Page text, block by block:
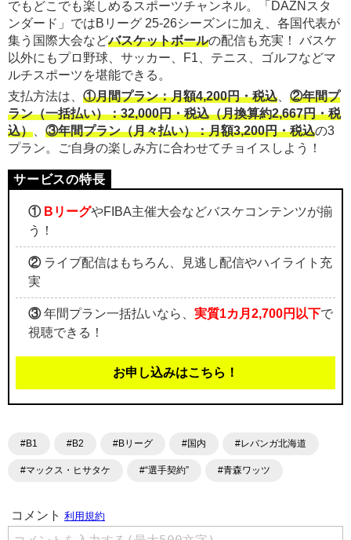
でもどこでも楽しめるスポーツチャンネル。「DAZNスタ
ンダード」ではBリーグ 25-26シーズンに加え、各国代表が
集う国際大会などバスケットボールの配信も充実！ バスケ
以外にもプロ野球、サッカー、F1、テニス、ゴルフなどマ
ルチスポーツを堪能できる。
支払方法は、 ①月間プラン：月額4,200円・税込、 ②年間プ
ラン（一括払い）：32,000円・税込（月換算約2,667円・税
込）、 ③年間プラン（月々払い）：月額3,200円・税込の3
プラン。ご自身の楽しみ方に合わせてチョイスしよう！
① BリーグやFIBA主催大会などバスケコンテンツが揃
う！
②ライブ配信はもちろん、見逃し配信やハイライト充
実
③年間プラン一括払いなら、 実質1カ月2,700円以下で
視聴できる！
お申し込みはこちら！
#B1 #B2 #Bリーグ #国内 #レバンガ北海道
#マックス・ヒサタケ #“選手契約” #青森ワッツ